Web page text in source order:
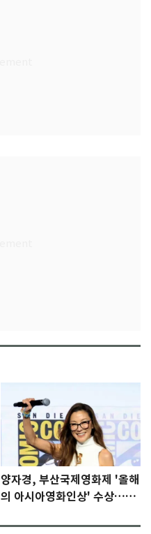
양자경, 부산국제영화제 '올해
의 아시아영화인상' 수상…15